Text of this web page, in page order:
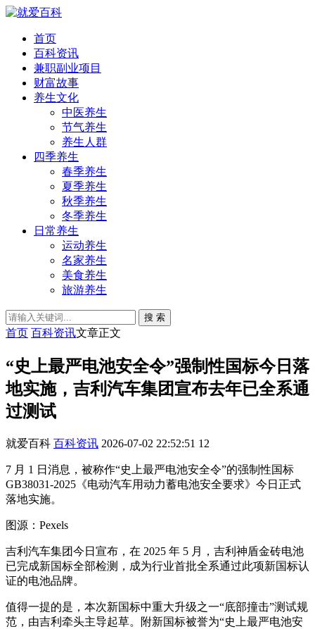
首页
百科资讯
兼职副业项目
财富故事
养生文化
中医养生
节气养生
养生人群
四季养生
春季养生
夏季养生
秋季养生
冬季养生
日常养生
运动养生
名家养生
美食养生
旅游养生
搜 索
首页 百科资讯文章正文
“史上最严电池安全令”强制性国标今日落
地实施，吉利汽车集团宣布去年已全系通
过测试
就爱百科 百科资讯 2026-07-02 22:52:51 12
7 月 1 日消息，被称作“史上最严电池安全令”的强制性国标
GB38031-2025《电动汽车用动力蓄电池安全要求》今日正式
落地实施。
图源：Pexels
吉利汽车集团今日宣布，在 2025 年 5 月，吉利神盾金砖电池
已完成新国标全部检测，成为行业首批全系通过此项新国标认
证的电池品牌。
值得一提的是，本次新国标中重大升级之一“底部撞击”测试规
范，由吉利牵头主导起草。附新国标被誉为“史上最严电池安